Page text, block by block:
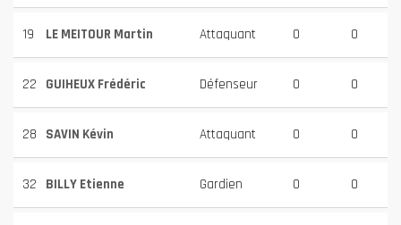
19 LE MEITOUR Martin Attaquant 0 0
22 GUIHEUX Frédéric Défenseur 0 0
28 SAVIN Kévin Attaquant 0 0
32 BILLY Etienne Gardien 0 0